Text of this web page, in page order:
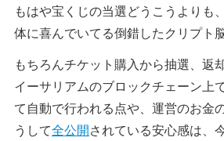
もはや宝くじの当選どうこうよりも
体に喜んでいてる倒錯したクリプト脳
もちろんチケット購入から抽選、返
イーサリアムのブロックチェーン上
て自動で行われる点や、運営のお金
うして全公開されている安心感は、